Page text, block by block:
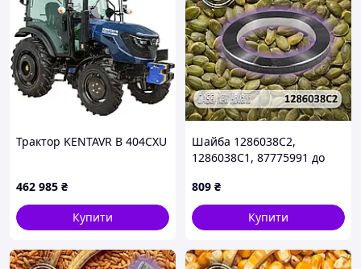
Трактор KENTAVR B 404CXU
462 985 ₴
Купити
Шайба 1286038C2,
1286038C1, 87775991 до
Holland
809 ₴
Купити